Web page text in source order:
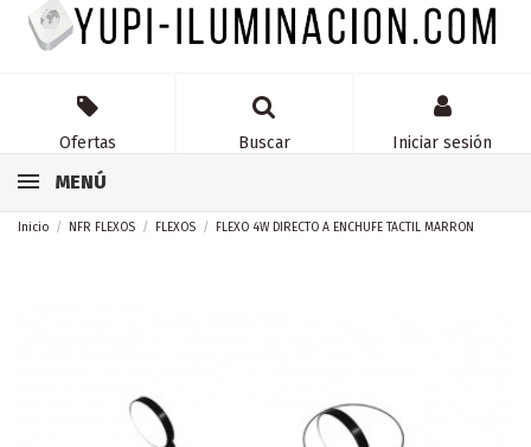
Ofertas Buscar Iniciar sesión
MENÚ
Inicio NFR FLEXOS FLEXOS FLEXO 4W DIRECTO A ENCHUFE TACTIL MARRON